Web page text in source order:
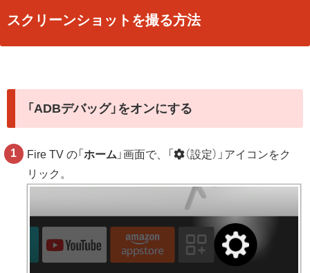
スクリーンショットを撮る方法
「ADBデバッグ」をオンにする
Fire TV の「ホーム 」画面で、「
（設定）」アイコンをク
リック。